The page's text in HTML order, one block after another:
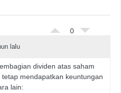
0
lalu
dividen atas saham
mendapatkan keuntungan
lain: